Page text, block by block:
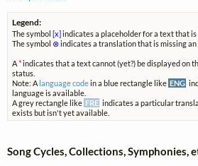
Legend:
The symbol[x]indicates a placeholder for a text that is
The symbol ⊗indicates a translation that is missing
A*indicates that a text cannot (yet?) be displayed on
status.
Note: A language codein a blue rectangle like ENG
language is available.
A grey rectangle like FRE indicates a particular
exists but isn't yet available.
Song Cycles, Collections, Symphonies,